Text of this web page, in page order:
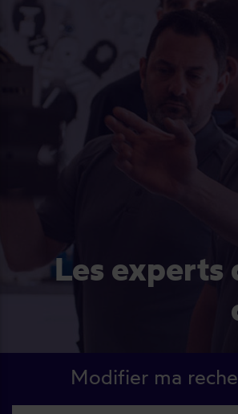
Les experts du volet
Modifier ma